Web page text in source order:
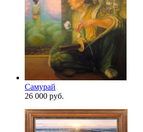
Самурай
26 000 руб.